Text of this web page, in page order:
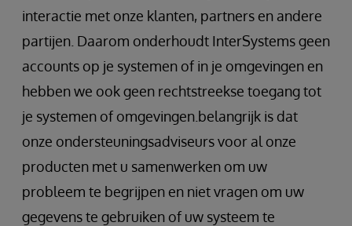
interactie met onze klanten, partners en andere
partijen. Daarom onderhoudt InterSystems geen
accounts op je systemen of in je omgevingen en
hebben we ook geen rechtstreekse toegang tot
je systemen of omgevingen.belangrijk is dat
onze ondersteuningsadviseurs voor al onze
producten met u samenwerken om uw
probleem te begrijpen en niet vragen om uw
gegevens te gebruiken of uw systeem te